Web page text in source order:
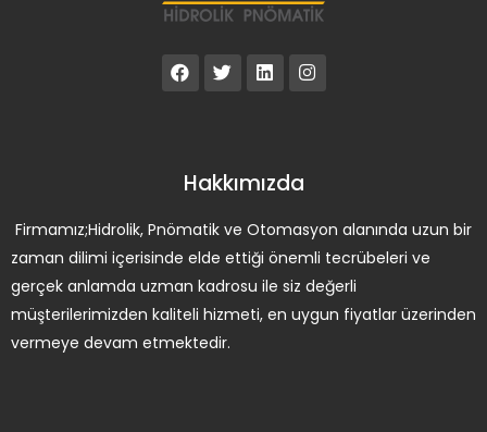
Hakkımızda
Firmamız;Hidrolik, Pnömatik ve Otomasyon alanında uzun bir
zaman dilimi içerisinde elde ettiği önemli tecrübeleri ve
gerçek anlamda uzman kadrosu ile siz değerli
müşterilerimizden kaliteli hizmeti, en uygun fiyatlar üzerinden
vermeye devam etmektedir.